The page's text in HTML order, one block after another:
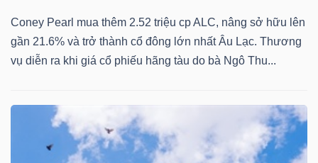
Coney Pearl mua thêm 2.52 triệu cp ALC, nâng sở hữu lên
gần 21.6% và trở thành cổ đông lớn nhất Âu Lạc. Thương
vụ diễn ra khi giá cổ phiếu hãng tàu do bà Ngô Thu...
Mã
chứng
khoán
Tất cả Chứng chỉ quỹ Chứng
Lãnh